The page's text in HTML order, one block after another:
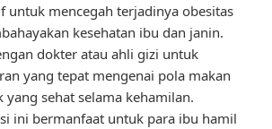
untuk mencegah terjadinya obesitas
kesehatan ibu dan janin.
dokter atau ahli gizi untuk
yang tepat mengenai pola makan
yang sehat selama kehamilan.
ini bermanfaat untuk para ibu hamil